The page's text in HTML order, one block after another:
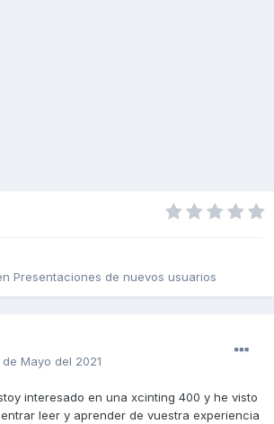
Presentaciones de nuevos usuarios
de Mayo del 2021
interesado en una xcinting 400 y he visto
leer y aprender de vuestra experiencia